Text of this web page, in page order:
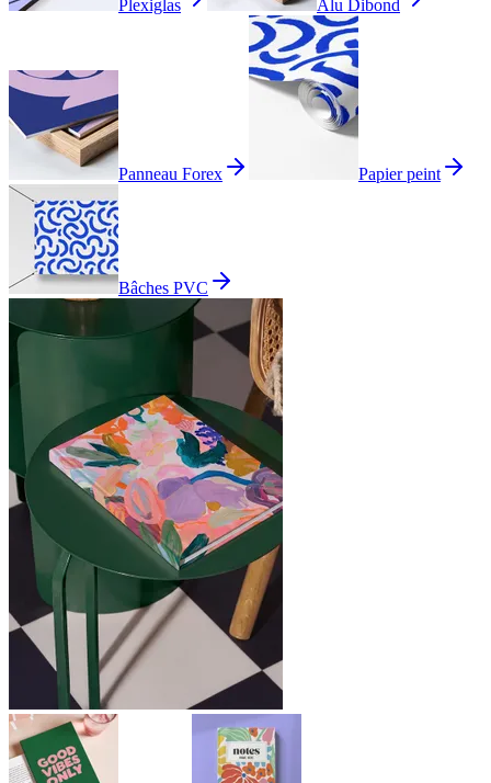
Plexiglas Alu Dibond
Panneau Forex Papier peint
Bâches PVC